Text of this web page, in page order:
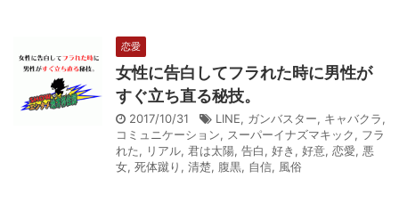
恋愛
女性に告白してフラれた時に男性が
すぐ立ち直る秘技。
2017/10/31 LINE, ガンバスター, キャバクラ,
コミュニケーション, スーパーイナズマキック, フラ
れた, リアル, 君は太陽, 告白, 好き , 好意, 恋愛, 悪
女, 死体蹴り , 清楚, 腹黒, 自信, 風俗